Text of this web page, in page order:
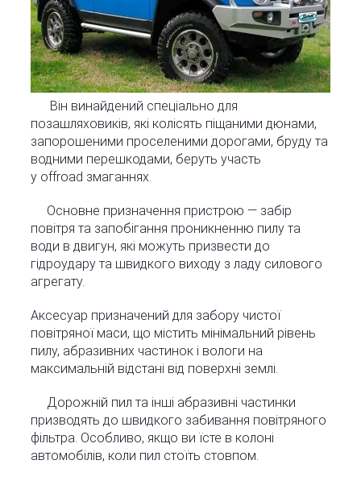
Він винайдений спеціально для
позашляховиків, які колісять піщаними дюнами,
запорошеними проселеними дорогами, бруду та
водними перешкодами, беруть участь
у offroad змаганнях.
Основне призначення пристрою — забір
повітря та запобігання проникненню пилу та
води в двигун, які можуть призвести до
гідроудару та швидкого виходу з ладу силового
агрегату.
Аксесуар призначений для забору чистої
повітряної маси, що містить мінімальний рівень
пилу, абразивних частинок і вологи на
максимальній відстані від поверхні землі.
Дорожній пил та інші абразивні частинки
призводять до швидкого забивання повітряного
фільтра. Особливо, якщо ви їсте в колоні
автомобілів, коли пил стоїть стовпом.